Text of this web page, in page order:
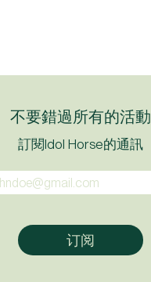
不要錯過所有的活動
訂閱Idol Horse的通訊